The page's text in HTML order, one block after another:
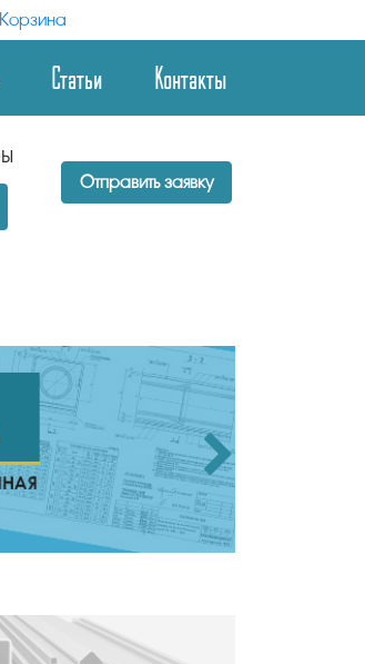
Статьи Контакты
Отправить заявку